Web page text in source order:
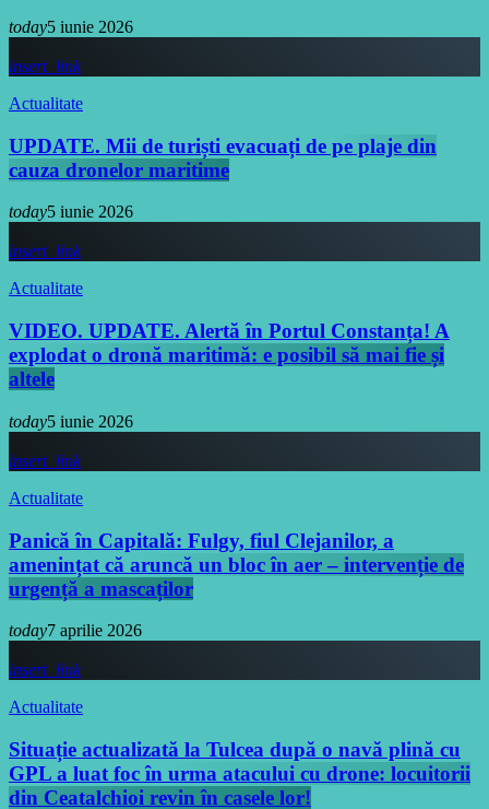
today5 iunie 2026
insert_link
Actualitate
UPDATE. Mii de turiști evacuați de pe plaje din
cauza dronelor maritime
today5 iunie 2026
insert_link
Actualitate
VIDEO. UPDATE. Alertă în Portul Constanța! A
explodat o dronă maritimă: e posibil să mai fie și
altele
today5 iunie 2026
insert_link
Actualitate
Panică în Capitală: Fulgy, fiul Clejanilor, a
amenințat că aruncă un bloc în aer – intervenție de
urgență a mascaților
today7 aprilie 2026
insert_link
Actualitate
Situație actualizată la Tulcea după o navă plină cu
GPL a luat foc în urma atacului cu drone: locuitorii
din Ceatalchioi revin în casele lor!